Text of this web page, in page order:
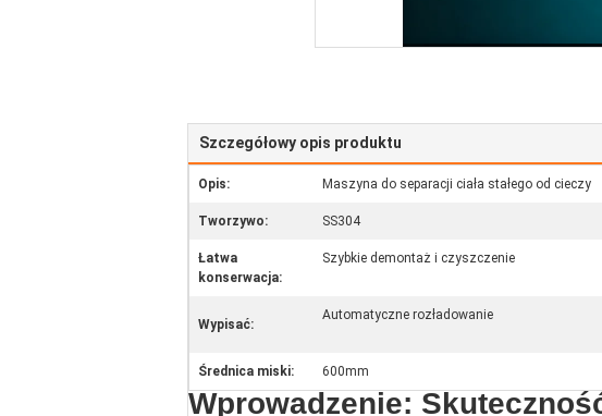
Szczegółowy opis produktu
Opis: Maszyna do separacji ciała stałego od cieczy
Tworzywo: SS304
Łatwa
konserwacja:
Szybkie demontaż i czyszczenie
Wypisać:
Automatyczne rozładowanie
Średnica miski: 600mm
Wprowadzenie: